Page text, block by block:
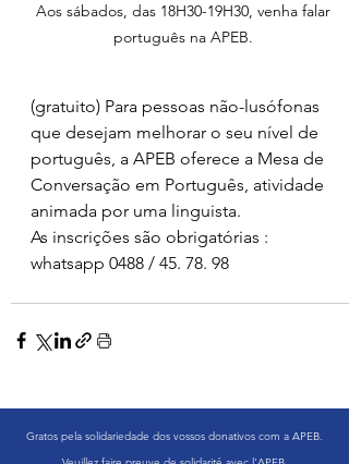
Aos sábados, das 18H30-19H30, venha falar
português na APEB.
(gratuito) Para pessoas não-lusófonas
que desejam melhorar o seu nível de
português, a APEB oferece a Mesa de
Conversação em Português, atividade
animada por uma linguista.
As inscrições são obrigatórias :
whatsapp 0488 / 45. 78. 98
Gratos pela solidariedade dos vossos donativos com a APEB.